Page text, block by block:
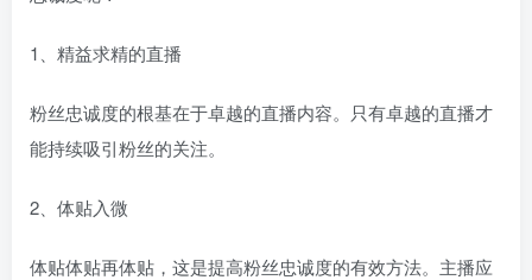
1、精益求精的直播
粉丝忠诚度的根基在于卓越的直播内容。只有卓越的直播才
能持续吸引粉丝的关注。
2、体贴入微
体贴体贴再体贴，这是提高粉丝忠诚度的有效方法。主播应